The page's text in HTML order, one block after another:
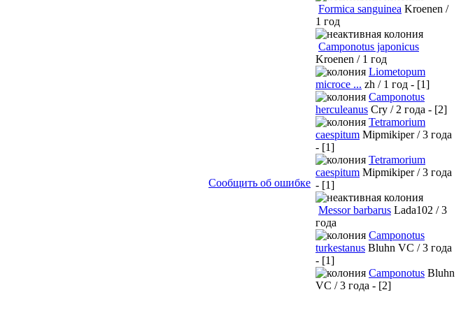
Сообщить об ошибке
Formica sanguinea Kroenen /
1 год
Camponotus japonicus
Kroenen / 1 год
Liometopum
microce ... zh / 1 год - [1]
Camponotus
herculeanus Cry / 2 года - [2]
Tetramorium
caespitum Mipmikiper / 3 года
- [1]
Tetramorium
caespitum Mipmikiper / 3 года
- [1]
Messor barbarus Lada102 / 3
года
Camponotus
turkestanus Bluhn VC / 3 года
- [1]
Camponotus Bluhn
VC / 3 года - [2]